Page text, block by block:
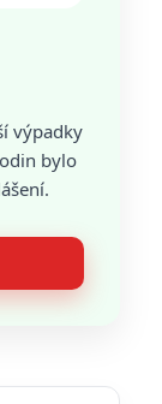
výpadky
bylo